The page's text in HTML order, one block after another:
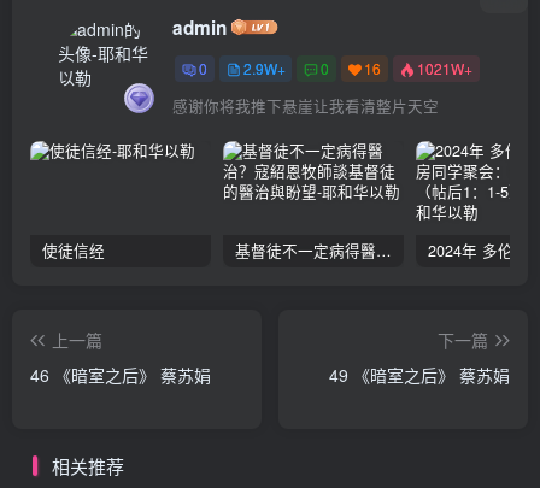
admin
0 2.9W+ 0 16 1021W+
感谢你将我推下悬崖让我看清整片天空
使徒信经 基督徒不一定病得醫治？寇紹恩牧師談基督徒的醫治與盼望
上一篇
46 《暗室之后》 蔡苏娟
下一篇
49 《暗室之后》 蔡苏娟
相关推荐